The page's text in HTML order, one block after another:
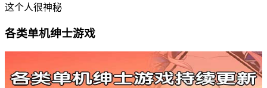
这个人很神秘
各类单机绅士游戏